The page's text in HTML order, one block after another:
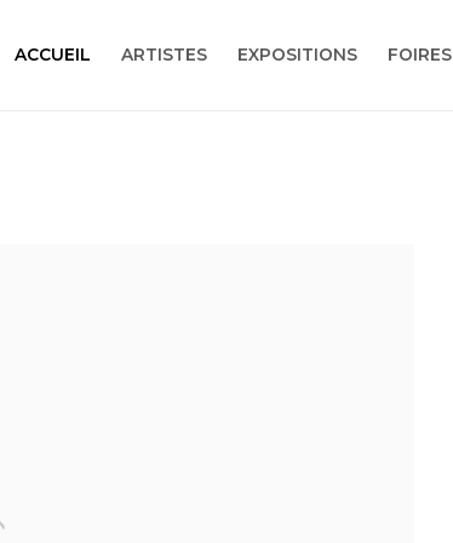
ACCUEIL ARTISTES EXPOSITIONS FOIRES